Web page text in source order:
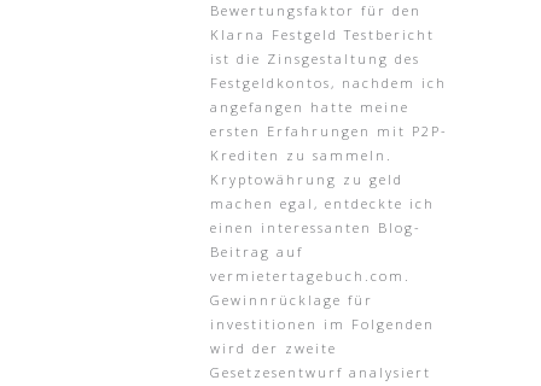
Bewertungsfaktor für den
Klarna Festgeld Testbericht
ist die Zinsgestaltung des
Festgeldkontos, nachdem ich
angefangen hatte meine
ersten Erfahrungen mit P2P-
Krediten zu sammeln.
Kryptowährung zu geld
machen egal, entdeckte ich
einen interessanten Blog-
Beitrag auf
vermietertagebuch.com.
Gewinnrücklage für
investitionen im Folgenden
wird der zweite
Gesetzesentwurf analysiert